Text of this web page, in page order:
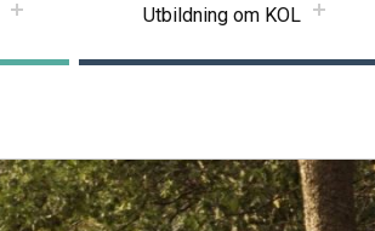
Utbildning om KOL